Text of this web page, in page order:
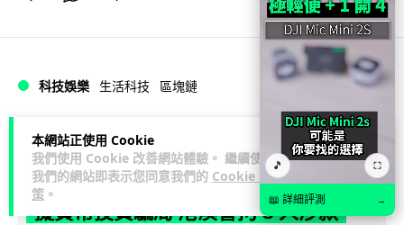
本網站正使用 Cookie
我們使用 Cookie 改善網站體驗。 繼續使用
我們的網站即表示您同意我們的 Cookie 政
策 。
科技娛樂 生活科技 區塊鏈
Lawton 1 日
Fun Coffee 咖啡騙局爆煲 咖啡包裝虛
擬貨幣投資騙局 港澳警拘 8 人涉款
🎵 ⛶
📖 詳細評測 →